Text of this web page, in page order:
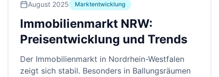
August 2025 Marktentwicklung
Immobilienmarkt NRW:
Preisentwicklung und Trends
Der Immobilienmarkt in Nordrhein-Westfalen
zeigt sich stabil. Besonders in Ballungsräumen